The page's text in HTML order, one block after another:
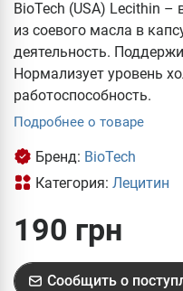
BioTech (USA) Lecithin –
из соевого масла в
деятельность.
Нормализует уровень
работоспособность.
Подробнее о товаре
Бренд: BioTech
Категория: Лецитин
190 грн
Сообщить о